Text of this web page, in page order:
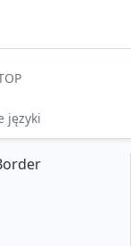
języki